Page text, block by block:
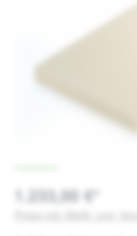
1.233,00 €*